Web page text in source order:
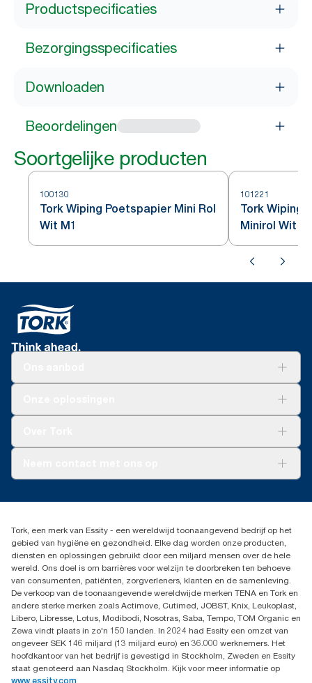
Productspecificaties
Bezorgingsspecificaties
Downloaden
Beoordelingen
Soortgelijke producten
100130
Tork Wiping Poetspapier Mini Rol
Wit M1
101221
Tork Wiping
Minirol Wit
Productklacht
Dispenserklacht
030 - 698 46 66
Essity Netherlands B.V.
Arnhemse Bovenweg 120
3708 AH ZEIST
Nederland
Tork, een merk van Essity - een wereldwijd toonaangevend bedrijf op het
gebied van hygiëne en gezondheid. Elke dag worden onze producten,
diensten en oplossingen gebruikt door een miljard mensen over de hele
wereld. Ons doel is om barrières voor welzijn te doorbreken ten behoeve
van consumenten, patiënten, zorgverleners, klanten en de samenleving.
De verkoop van de toonaangevende wereldwijde merken TENA en Tork en
andere sterke merken zoals Actimove, Cutimed, JOBST, Knix, Leukoplast,
Libero, Libresse, Lotus, Modibodi, Nosotras, Saba, Tempo, TOM Organic en
Zewa vindt plaats in zo'n 150 landen. In 2024 had Essity een omzet van
ongeveer SEK 146 miljard (13 miljard euro) en 36.000 werknemers. Het
hoofdkantoor van het bedrijf is gevestigd in Stockholm, Zweden en Essity
staat genoteerd aan Nasdaq Stockholm. Kijk voor meer informatie op
www.essity.com